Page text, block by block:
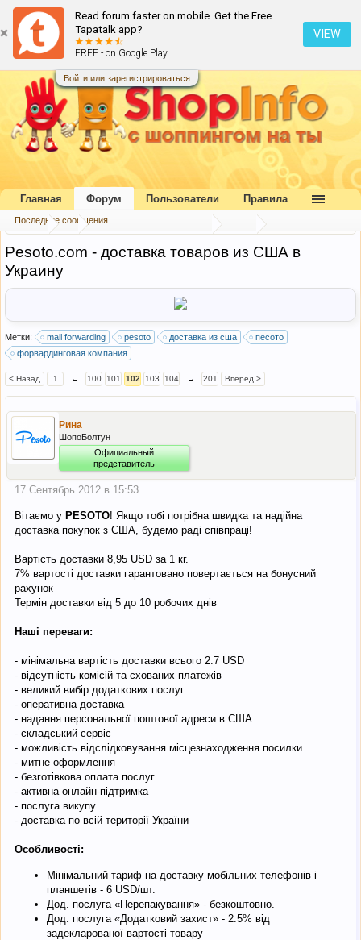
Read forum faster on mobile. Get the Free
Tapatalk app?
FREE - on Google Play
VIEW
Войти или зарегистрироваться
Форум ... Форвардинговые компании
Pesoto.com - доставка товаров из США в
Украину
Метки: mail forwarding pesoto доставка из сша
песото
форвардинговая компания
< Назад 1 ← 100 101 102 103 104 → 201 Вперёд >
Рина
ШопоБолтун
Официальный
представитель
17 Сентябрь 2012 в 15:53
Вітаємо у PESOTO! Якщо тобі потрібна швидка та надійна
доставка покупок з США, будемо раді співпраці!
Вартість доставки 8,95 USD за 1 кг.
7% вартості доставки гарантовано повертається на бонусний
рахунок
Термін доставки від 5 до 10 робочих днів
Наші переваги:
- мінімальна вартість доставки всього 2.7 USD
- відсутність комісій та схованих платежів
- великий вибір додаткових послуг
- оперативна доставка
- надання персональної поштової адреси в США
- складський сервіс
- можливість відслідковування місцезнаходження посилки
- митне оформлення
- безготівкова оплата послуг
- активна онлайн-підтримка
- послуга викупу
- доставка по всій території України
Особливості:
Мінімальний тариф на доставку мобільних телефонів і
планшетів - 6 USD/шт.
Дод. послуга «Перепакування» - безкоштовно.
Дод. послуга «Додатковий захист» - 2.5% від
задекларованої вартості товару
Главная Форум
Последние сообщения
Пользователи Правила